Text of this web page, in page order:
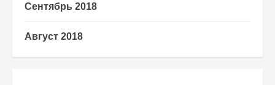
Сентябрь 2018
Август 2018